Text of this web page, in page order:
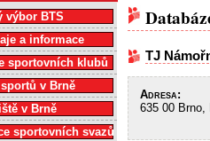
TJ
Adresa:
635 00 Brno,
výbor BTS
a informace
sportovních klubů
v Brně
v Brně
sportovních svazů